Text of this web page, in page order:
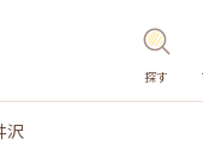
探す
沢